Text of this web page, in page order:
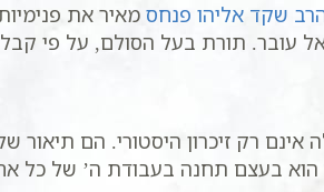
הרב שקד אליהו פנחס מאיר את
עובר. תורת בעל הסולם, על פי
רק זיכרון היסטורי. הם
הוא בעצם תחנה בעבודת ה’ של כל